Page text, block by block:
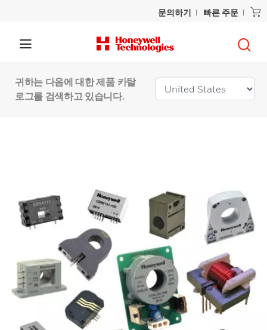
문의하기 빠른 주문
귀하는 다음에 대한 제품 카탈
로그를 검색하고 있습니다.